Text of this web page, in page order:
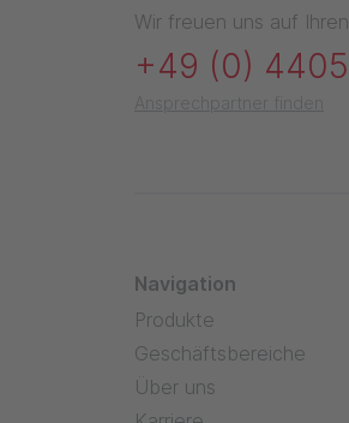
Wir freuen uns auf
+49 (0)
Navigation
Produkte
Geschäftsbereiche
Über uns